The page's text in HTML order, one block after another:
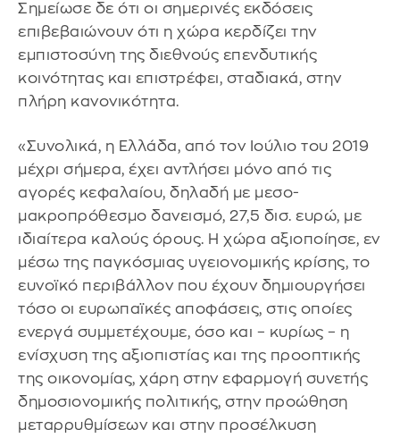
Σημείωσε δε ότι οι σημερινές εκδόσεις
επιβεβαιώνουν ότι η χώρα κερδίζει την
εμπιστοσύνη της διεθνούς επενδυτικής
κοινότητας και επιστρέφει, σταδιακά, στην
πλήρη κανονικότητα.
«Συνολικά, η Ελλάδα, από τον Ιούλιο του 2019
μέχρι σήμερα, έχει αντλήσει μόνο από τις
αγορές κεφαλαίου, δηλαδή με μεσο-
μακροπρόθεσμο δανεισμό, 27,5 δισ. ευρώ, με
ιδιαίτερα καλούς όρους. Η χώρα αξιοποίησε, εν
μέσω της παγκόσμιας υγειονομικής κρίσης, το
ευνοϊκό περιβάλλον που έχουν δημιουργήσει
τόσο οι ευρωπαϊκές αποφάσεις, στις οποίες
ενεργά συμμετέχουμε, όσο και – κυρίως – η
ενίσχυση της αξιοπιστίας και της προοπτικής
της οικονομίας, χάρη στην εφαρμογή συνετής
δημοσιονομικής πολιτικής, στην προώθηση
μεταρρυθμίσεων και στην προσέλκυση